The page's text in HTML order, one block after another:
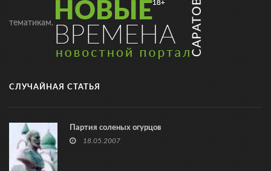
тематикам.
СЛУЧАЙНАЯ СТАТЬЯ
Партия соленых огурцов
18.05.2007